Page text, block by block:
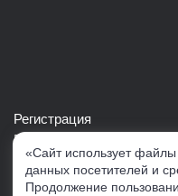
Регистрация
Войти в свой аккаунт
Скачать каталог
«Сайт использует
данных посетителей и
Продолжение